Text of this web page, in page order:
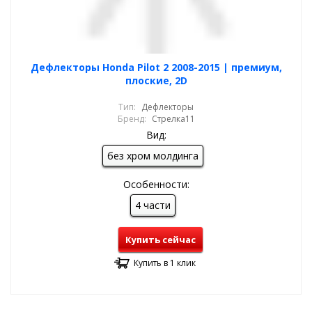
Дефлекторы Honda Pilot 2 2008-2015 | премиум,
плоские, 2D
Тип: Дефлекторы
Бренд: Стрелка11
Вид:
без хром молдинга
Особенности:
4 части
Купить сейчас
Купить в 1 клик